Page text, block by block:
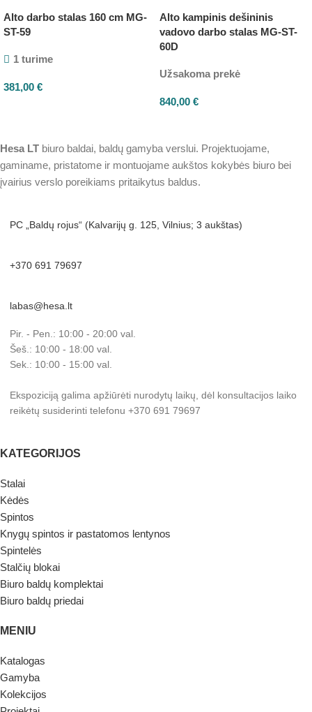
Alto darbo stalas 160 cm MG-
ST-59
1 turime
381,00 €
Alto kampinis dešininis
vadovo darbo stalas MG-ST-
60D
Užsakoma prekė
840,00 €
Hesa LT biuro baldai, baldų gamyba verslui. Projektuojame,
gaminame, pristatome ir montuojame aukštos kokybės biuro bei
įvairius verslo poreikiams pritaikytus baldus.
PC „Baldų rojus“ (Kalvarijų g. 125, Vilnius; 3 aukštas)
+370 691 79697
labas@hesa.lt
Pir. - Pen.: 10:00 - 20:00 val.
Šeš.: 10:00 - 18:00 val.
Sek.: 10:00 - 15:00 val.
Ekspoziciją galima apžiūrėti nurodytų laikų, dėl konsultacijos laiko
reikėtų susiderinti telefonu +370 691 79697
KATEGORIJOS
Stalai
Kėdės
Spintos
Knygų spintos ir pastatomos lentynos
Spintelės
Stalčių blokai
Biuro baldų komplektai
Biuro baldų priedai
MENIU
Katalogas
Gamyba
Kolekcijos